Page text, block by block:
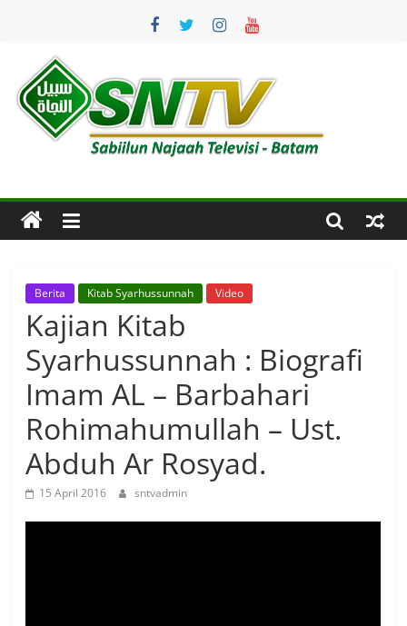
content
SNTV
Najaah
Televisi
–
Berita Kitab Syarhussunnah Video
Kajian Kitab
Syarhussunnah : Biografi
Imam AL – Barbahari
Rohimahumullah – Ust.
Abduh Ar Rosyad.
15 April 2016 sntvadmin